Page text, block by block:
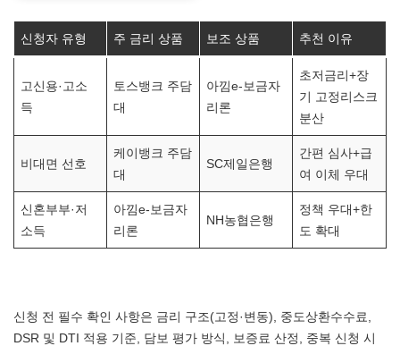
신청자 유형 주 금리 상품 보조 상품 추천 이유
고신용·고소
득
토스뱅크 주담
대
아낌e-보금자
리론
초저금리+장
기 고정리스크
분산
비대면 선호
케이뱅크 주담
대
SC제일은행
간편 심사+급
여 이체 우대
신혼부부·저
소득
아낌e-보금자
리론
NH농협은행
정책 우대+한
도 확대
신청 전 필수 확인 사항은 금리 구조(고정·변동), 중도상환수수료,
DSR 및 DTI 적용 기준, 담보 평가 방식, 보증료 산정, 중복 신청 시